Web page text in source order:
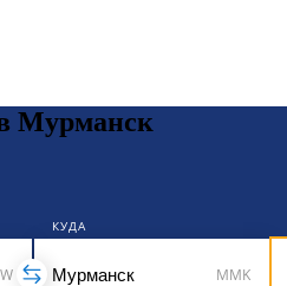
Мурманск
КУДА
MMK